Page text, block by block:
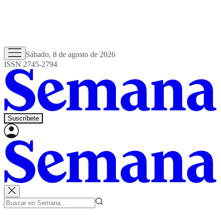
Sábado, 8 de agosto de 2026
ISSN 2745-2794
Suscríbete